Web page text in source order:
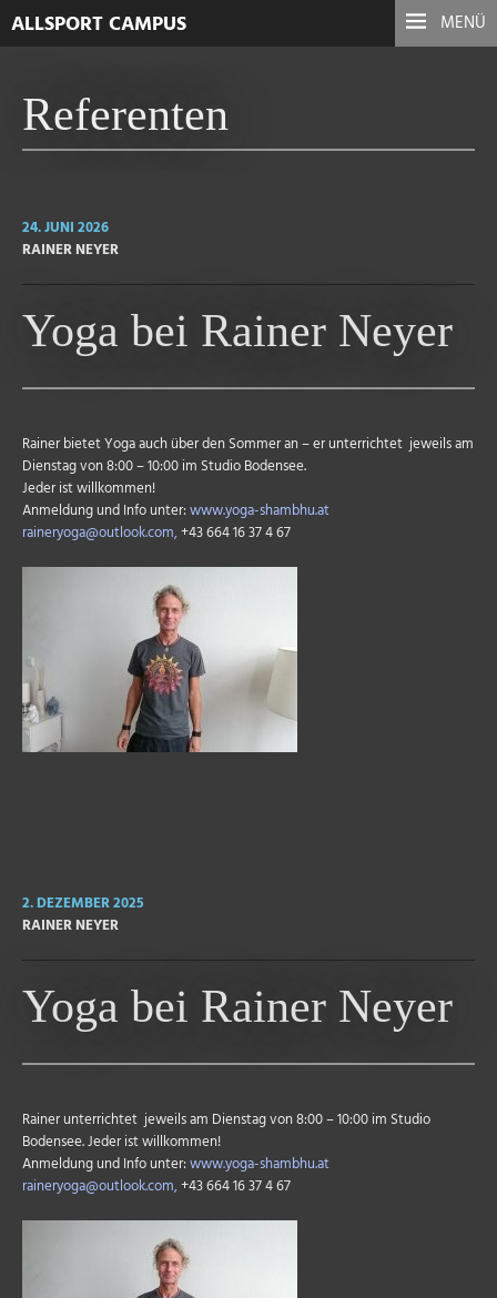
MENÜ
ALLSPORT CAMPUS
Referenten
24. JUNI 2026
RAINER NEYER
Yoga bei Rainer Neyer
Rainer bietet Yoga auch über den Sommer an – er unterrichtet jeweils am
Dienstag von 8:00 – 10:00 im Studio Bodensee.
Jeder ist willkommen!
Anmeldung und Info unter:www.yoga-shambhu.at
raineryoga@outlook.com,+43 664 16 37 4 67
2. DEZEMBER 2025
RAINER NEYER
Yoga bei Rainer Neyer
Rainer unterrichtet jeweils am Dienstag von 8:00 – 10:00 im Studio
Bodensee. Jeder ist willkommen!
Anmeldung und Info unter:www.yoga-shambhu.at
raineryoga@outlook.com,+43 664 16 37 4 67